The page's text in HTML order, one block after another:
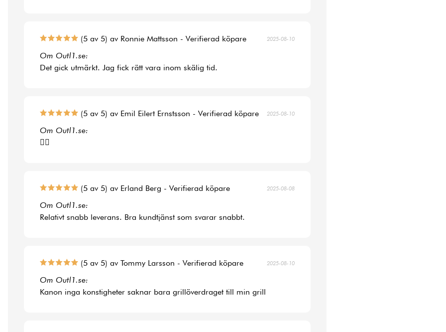
(5 av 5) av Ronnie Mattsson - Verifierad köpare 2025-08-10
Om Outl1.se:
Det gick utmärkt. Jag fick rätt vara inom skälig tid.
(5 av 5) av Emil Eilert Ernstsson - Verifierad köpare 2025-08-10
Om Outl1.se:
👍🏻
(5 av 5) av Erland Berg - Verifierad köpare 2025-08-08
Om Outl1.se:
Relativt snabb leverans. Bra kundtjänst som svarar snabbt.
(5 av 5) av Tommy Larsson - Verifierad köpare 2025-08-10
Om Outl1.se:
Kanon inga konstigheter saknar bara grillöverdraget till min grill